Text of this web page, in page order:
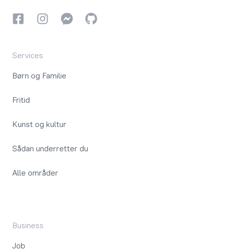
FacebookInstagramInstagram
GitHub
Services
Børn og Familie
Fritid
Kunst og kultur
Sådan underretter du
Alle områder
Business
Job